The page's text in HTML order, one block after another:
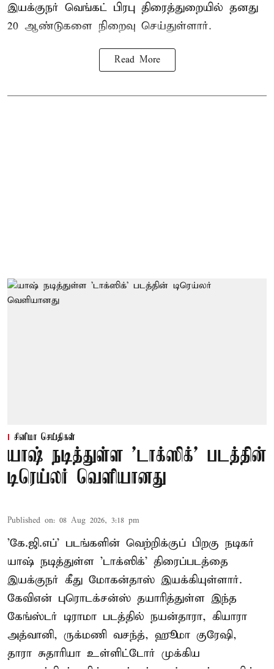
இயக்குநர் வெங்கட் பிரபு திரைத்துறையில் தனது
20 ஆண்டுகளை நிறைவு செய்துள்ளார்.
Read More
சினிமா செய்திகள்
யாஷ் நடித்துள்ள 'டாக்‌ஸிக்' படத்தின்
டிரெய்லர் வெளியானது
Published on: 08 Aug 2026, 3:18 pm
'கே.ஜி.எப்' படங்களின் வெற்றிக்குப் பிறகு நடிகர்
யாஷ் நடித்துள்ள 'டாக்ஸிக்' திரைப்படத்தை
இயக்குநர் கீது மோகன்தாஸ் இயக்கியுள்ளார்.
கேவிஎன் புரொடக்சன்ஸ் தயாரித்துள்ள இந்த
கேங்ஸ்டர் டிராமா படத்தில் நயன்தாரா, கியாரா
அத்வானி, ருக்மணி வசந்த், ஹூமா குரேஷி,
தாரா சுதாரியா உள்ளிட்டோர் முக்கிய